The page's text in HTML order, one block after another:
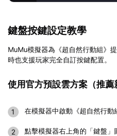
鍵盤按鍵設定教學
MuMu模擬器為《超自然行動組》
時也支援玩家完全自訂按鍵配置。
使用官方預設雲方案（推薦
在模擬器中啟動《超自然行動
點擊模擬器右上角的「鍵盤」